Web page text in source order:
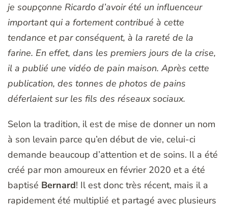
je soupçonne Ricardo d’avoir été un influenceur
important qui a fortement contribué à cette
tendance et par conséquent, à la rareté de la
farine. En effet, dans les premiers jours de la crise,
il a publié une vidéo de pain maison. Après cette
publication, des tonnes de photos de pains
déferlaient sur les fils des réseaux sociaux.
Selon la tradition, il est de mise de donner un nom
à son levain parce qu’en début de vie, celui-ci
demande beaucoup d’attention et de soins. Il a été
créé par mon amoureux en février 2020 et a été
baptisé Bernard! Il est donc très récent, mais il a
rapidement été multiplié et partagé avec plusieurs